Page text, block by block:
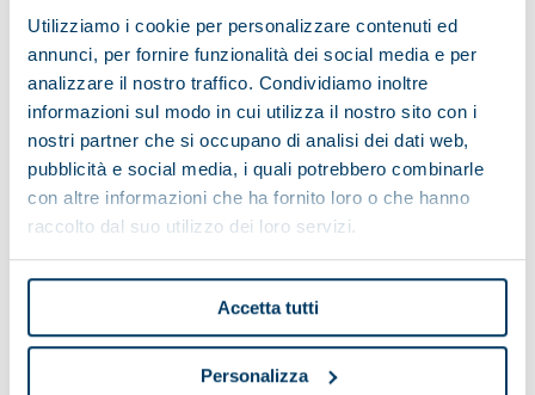
Utilizziamo i cookie per personalizzare contenuti ed
annunci, per fornire funzionalità dei social media e per
analizzare il nostro traffico. Condividiamo inoltre
informazioni sul modo in cui utilizza il nostro sito con i
nostri partner che si occupano di analisi dei dati web,
pubblicità e social media, i quali potrebbero combinarle
con altre informazioni che ha fornito loro o che hanno
raccolto dal suo utilizzo dei loro servizi.
Accetta tutti
Personalizza
MOLINOVA SERIE ORO